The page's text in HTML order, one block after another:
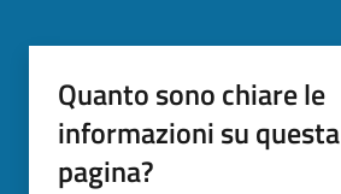
Quanto sono chiare le
informazioni su questa
pagina?